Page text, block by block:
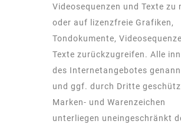
Videosequenzen und Texte zu
oder auf lizenzfreie Grafiken,
Tondokumente,
Texte zurückzugreifen. Alle
des Internetangebotes
und ggf. durch Dritte
Marken- und Warenzeichen
unterliegen uneingeschränkt